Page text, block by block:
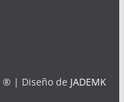
® | Diseño de JADEMK